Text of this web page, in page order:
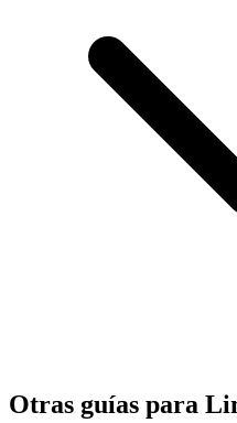
Otras guías para